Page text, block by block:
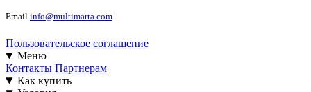
Email info@multimarta.com
Пользовательское соглашение
Меню
Контакты Партнерам
Как купить